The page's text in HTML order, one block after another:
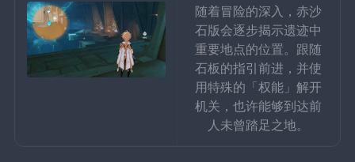
随着冒险的深入，赤沙
石版会逐步揭示遗迹中
重要地点的位置。跟随
石板的指引前进，并使
用特殊的「权能」解开
机关，也许能够到达前
人未曾踏足之地。